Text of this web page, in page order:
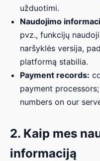
užduotimi.
Naudojimo
pvz., funkcijų
naršyklės versija,
platformą stabilia.
Payment records:
payment
numbers on our
2. Kaip mes
informaciją